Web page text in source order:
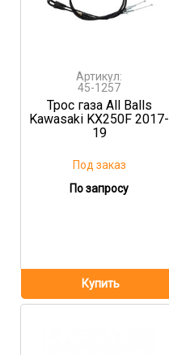
Артикул:
45-1257
Трос газа All Balls
Kawasaki KX250F 2017-
19
По запросу
Под заказ